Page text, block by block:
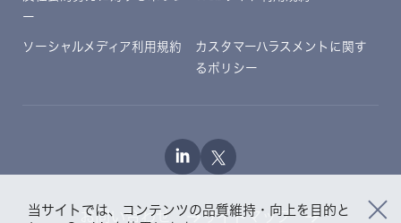
当サイトでは、コンテンツの品質維持・向上を目的と
ー
ソーシャルメディア利用規約
カスタマーハラスメントに関す
るポリシー
お問い合わせ サイトマップ